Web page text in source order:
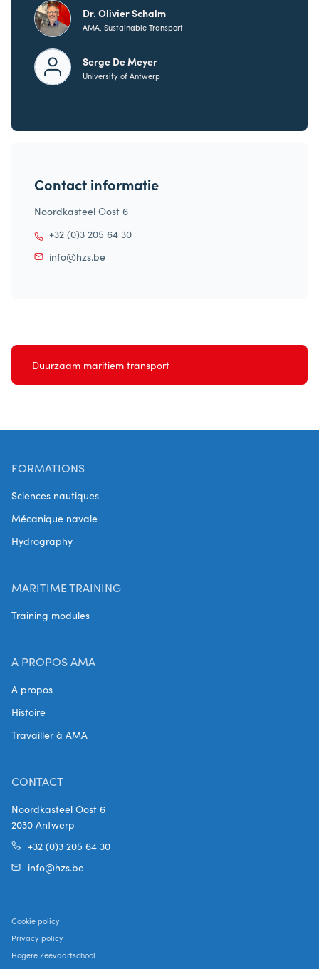
Dr. Olivier Schalm
AMA, Sustainable Transport
Serge De Meyer
University of Antwerp
Contact informatie
Noordkasteel Oost 6
+32 (0)3 205 64 30
info@hzs.be
Duurzaam maritiem transport
FORMATIONS
Sciences nautiques
Mécanique navale
Hydrography
MARITIME TRAINING
Training modules
A PROPOS AMA
A propos
Histoire
Travailler à AMA
CONTACT
Noordkasteel Oost 6
2030 Antwerp
+32 (0)3 205 64 30
info@hzs.be
Cookie policy
Privacy policy
Hogere Zeevaartschool